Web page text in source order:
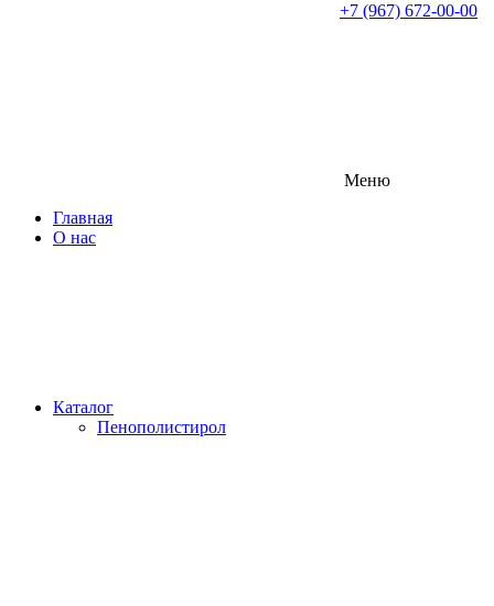
+7 (967) 672-00-00
Меню
Главная
О нас
Каталог
Пенополистирол